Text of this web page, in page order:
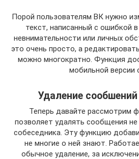
Порой пользователям ВК нужно
текст, написанный с ошибкой
невнимательности или личных
это очень просто, а
можно многократно. Функция
мобильной версии
Удаление
Теперь давайте рассмотрим
позволяет удалять сообщения не
собеседника. Эту функцию
не многие о ней знают.
обычное удаление, за